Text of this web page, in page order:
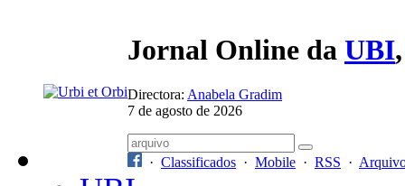
Jornal Online da UBI
Directora: Anabela Gradim
7 de agosto de 2026
· Classificados · Mobile · RSS ·